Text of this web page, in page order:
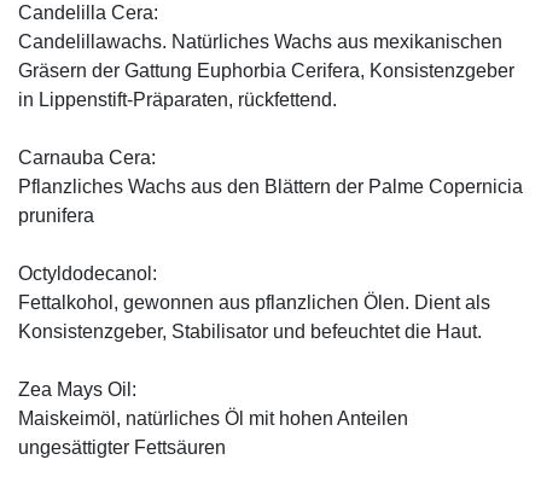
Candelilla Cera:
Candelillawachs. Natürliches Wachs aus mexikanischen
Gräsern der Gattung Euphorbia Cerifera, Konsistenzgeber
in Lippenstift-Präparaten, rückfettend.
Carnauba Cera:
Pflanzliches Wachs aus den Blättern der Palme Copernicia
prunifera
Octyldodecanol:
Fettalkohol, gewonnen aus pflanzlichen Ölen. Dient als
Konsistenzgeber, Stabilisator und befeuchtet die Haut.
Zea Mays Oil:
Maiskeimöl, natürliches Öl mit hohen Anteilen
ungesättigter Fettsäuren